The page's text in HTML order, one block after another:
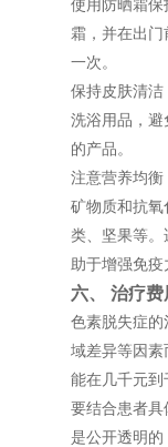
使用防晒霜保
霜，并在出门
一次。
保持皮肤清洁
洗浴用品，避
的产品。
注意营养均衡
矿物质和抗氧
类、坚果等
助于增强免疫
六、 治疗费
色素脱失症
域差异等因
能在几千元
要结合患者
是公开透明的